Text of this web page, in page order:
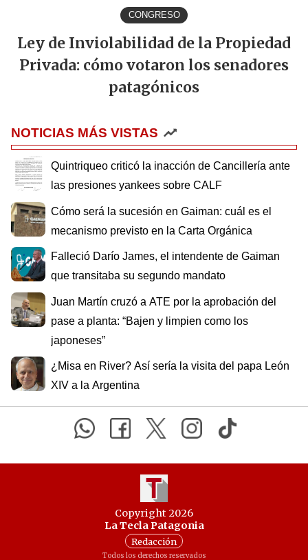
CONGRESO
Ley de Inviolabilidad de la Propiedad
Privada: cómo votaron los senadores
patagónicos
NOTICIAS MÁS VISTAS
Quintriqueo criticó la inacción de Cancillería ante
las presiones yankees sobre CALF
Cómo será la sucesión en Gaiman: cuál es el
mecanismo previsto en la Carta Orgánica
Falleció Darío James, el intendente de Gaiman
que transitaba su segundo mandato
Juan Martín cruzó a ATE por la aprobación del
pase a planta: “Bajen y limpien como los
japoneses”
¿Misa en River? Así sería la visita del papa León
XIV a la Argentina
Copyright 2026
La Tecla Patagonia
Redacción
Todos los derechos reservados